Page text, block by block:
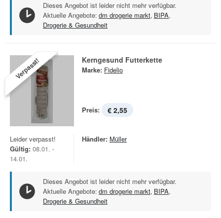
Dieses Angebot ist leider nicht mehr verfügbar.
Aktuelle Angebote: dm drogerie markt, BIPA,
Drogerie & Gesundheit
Verpasst! Kerngesund Futterkette
Marke: Fidelio
Preis: € 2,55
Leider verpasst!
Gültig: 08.01. -
14.01.
Händler: Müller
Dieses Angebot ist leider nicht mehr verfügbar.
Aktuelle Angebote: dm drogerie markt, BIPA,
Drogerie & Gesundheit